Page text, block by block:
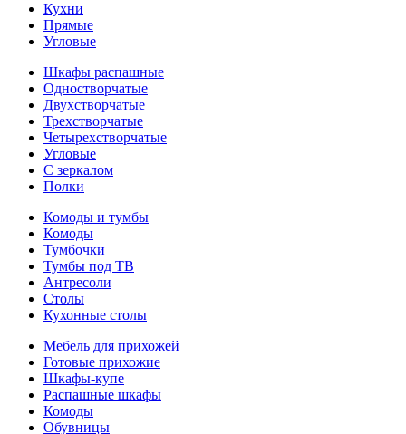
Кухни
Прямые
Угловые
Шкафы распашные
Одностворчатые
Двухстворчатые
Трехстворчатые
Четырехстворчатые
Угловые
С зеркалом
Полки
Комоды и тумбы
Комоды
Тумбочки
Тумбы под ТВ
Антресоли
Столы
Кухонные столы
Мебель для прихожей
Готовые прихожие
Шкафы-купе
Распашные шкафы
Комоды
Обувницы